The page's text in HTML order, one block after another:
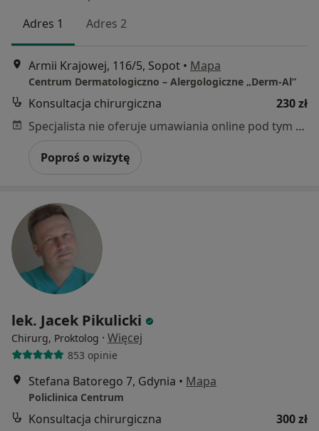
Adres 1 Adres 2
Armii Krajowej, 116/5, Sopot • Mapa
Centrum Dermatologiczno – Alergologiczne „Derm-Al”
Konsultacja chirurgiczna
230 zł
Specjalista nie oferuje umawiania online pod tym adresem.
Poproś o wizytę
lek. Jacek Pikulicki
Chirurg, Proktolog · Więcej
853 opinie
Stefana Batorego 7, Gdynia • Mapa
Policlinica Centrum
Konsultacja chirurgiczna
300 zł